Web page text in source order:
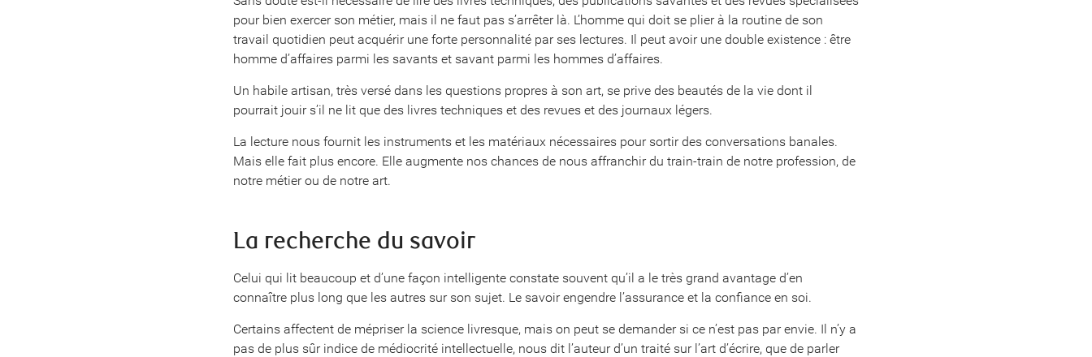
pour bien exercer son métier, mais il ne faut pas s’arrêter là. L’homme qui doit se plier à la routine de son
travail quotidien peut acquérir une forte personnalité par ses lectures. Il peut avoir une double existence : être
homme d’affaires parmi les savants et savant parmi les hommes d’affaires.
Un habile artisan, très versé dans les questions propres à son art, se prive des beautés de la vie dont il
pourrait jouir s’il ne lit que des livres techniques et des revues et des journaux légers.
La lecture nous fournit les instruments et les matériaux nécessaires pour sortir des conversations banales.
Mais elle fait plus encore. Elle augmente nos chances de nous affranchir du train-train de notre profession, de
notre métier ou de notre art.
La recherche du savoir
Celui qui lit beaucoup et d’une façon intelligente constate souvent qu’il a le très grand avantage d’en
connaître plus long que les autres sur son sujet. Le savoir engendre l’assurance et la confiance en soi.
Certains affectent de mépriser la science livresque, mais on peut se demander si ce n’est pas par envie. Il n’y a
pas de plus sûr indice de médiocrité intellectuelle, nous dit l’auteur d’un traité sur l’art d’écrire, que de parler